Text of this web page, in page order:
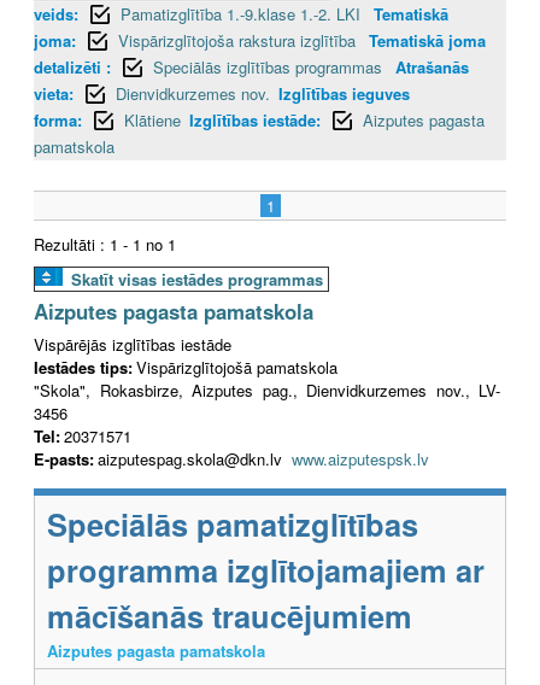
veids:
Pamatizglītība 1.-9.klase 1.-2. LKI
Tematiskā
joma:
Vispārizglītojoša rakstura izglītība Tematiskā joma
detalizēti :
Speciālās izglītības programmas
Atrašanās
vieta:
Dienvidkurzemes nov. Izglītības ieguves
forma:
Klātiene Izglītības iestāde:
Aizputes pagasta
pamatskola
1
Rezultāti : 1 - 1 no 1
Skatīt visas iestādes programmas
Aizputes pagasta pamatskola
Vispārējās izglītības iestāde
Iestādes tips:Vispārizglītojošā pamatskola
"Skola", Rokasbirze, Aizputes pag., Dienvidkurzemes nov., LV-
3456
Tel:20371571
E-pasts:aizputespag.skola@dkn.lv www.aizputespsk.lv
Speciālās pamatizglītības
programma izglītojamajiem ar
mācīšanās traucējumiem
Aizputes pagasta pamatskola